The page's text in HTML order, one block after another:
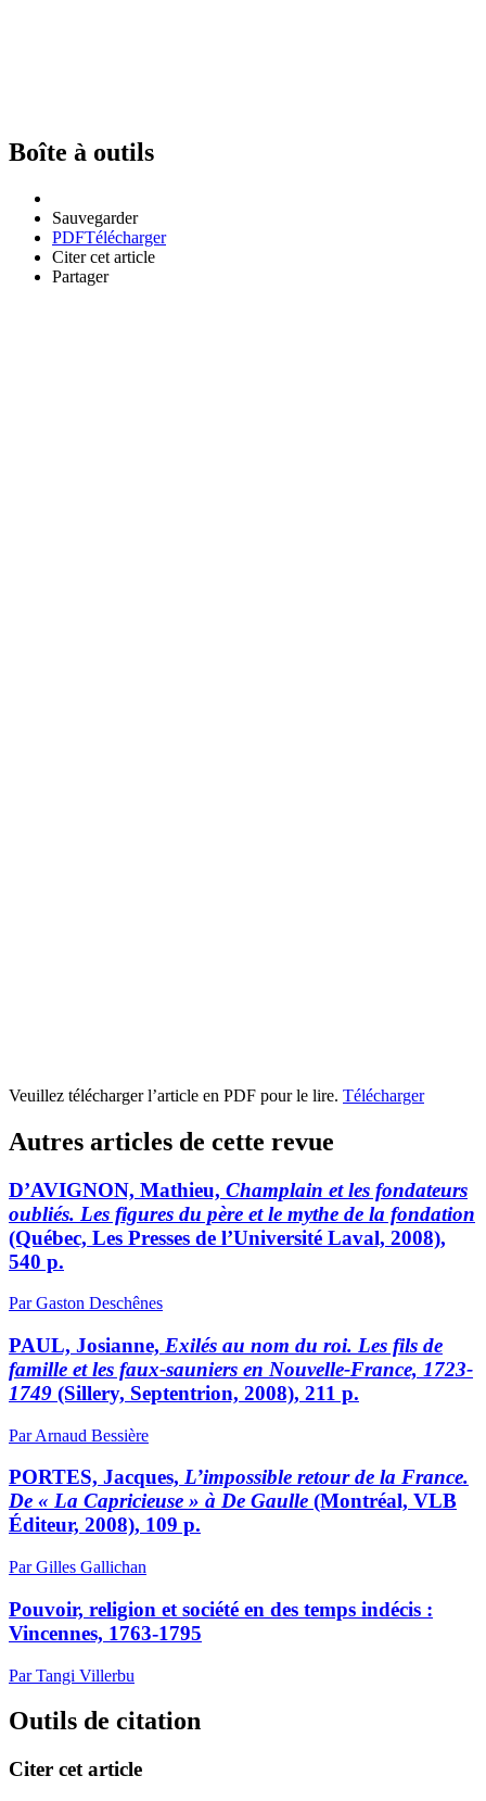
Boîte à outils
Sauvegarder
PDFTélécharger
Citer cet article
Partager
Veuillez télécharger l’article en PDF pour le lire. Télécharger
Autres articles de cette revue
D’AVIGNON, Mathieu, Champlain et les fondateurs
oubliés. Les figures du père et le mythe de la fondation
(Québec, Les Presses de l’Université Laval, 2008),
540 p.
Par Gaston Deschênes
PAUL, Josianne, Exilés au nom du roi. Les fils de
famille et les faux-sauniers en Nouvelle-France, 1723-
1749 (Sillery, Septentrion, 2008), 211 p.
Par Arnaud Bessière
PORTES, Jacques, L’impossible retour de la France.
De « La Capricieuse » à De Gaulle (Montréal, VLB
Éditeur, 2008), 109 p.
Par Gilles Gallichan
Pouvoir, religion et société en des temps indécis :
Vincennes, 1763-1795
Par Tangi Villerbu
Outils de citation
Citer cet article